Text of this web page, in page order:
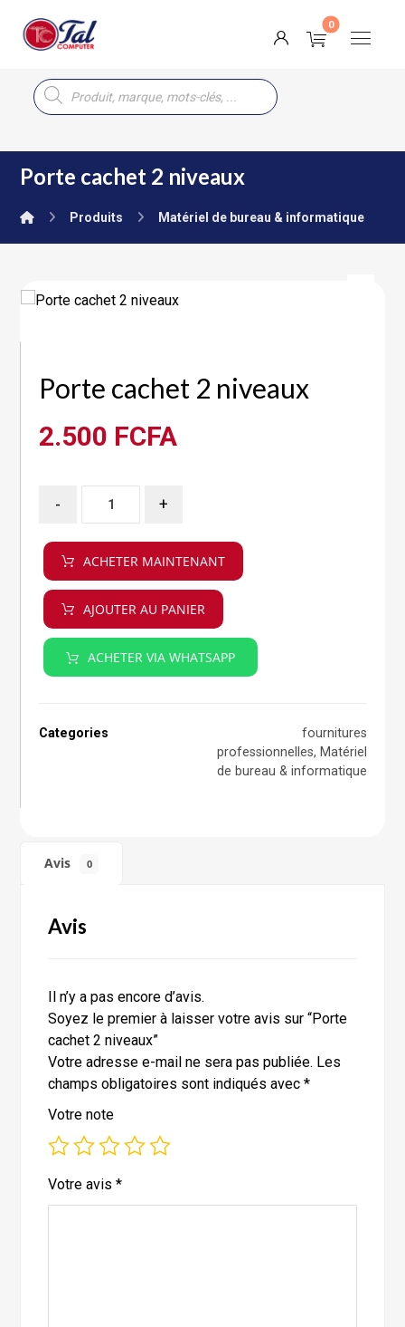
Porte cachet 2 niveaux
Produits Matériel de bureau & informatique
Porte cachet 2 niveaux
2.500 FCFA
- +
ACHETER MAINTENANT
AJOUTER AU PANIER
ACHETER VIA WHATSAPP
Categories
fournitures
professionnelles, Matériel
de bureau & informatique
Avis 0
Avis
Il n’y a pas encore d’avis.
Soyez le premier à laisser votre avis sur “Porte
cachet 2 niveaux”
Votre adresse e-mail ne sera pas publiée. Les
champs obligatoires sont indiqués avec*
Votre note
Votre avis*